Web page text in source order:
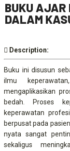
BUKU AJAR
DALAM
Description:
Buku ini disusun
ilmu
mengaplikasikan
bedah. Proses
keperawatan
berpusat pada
nyata sangat
sekaligus